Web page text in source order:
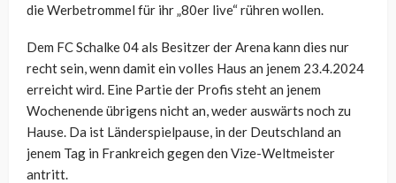
die Werbetrommel für ihr „80er live“ rühren wollen.
Dem FC Schalke 04 als Besitzer der Arena kann dies nur
recht sein, wenn damit ein volles Haus an jenem 23.4.2024
erreicht wird. Eine Partie der Profis steht an jenem
Wochenende übrigens nicht an, weder auswärts noch zu
Hause. Da ist Länderspielpause, in der Deutschland an
jenem Tag in Frankreich gegen den Vize-Weltmeister
antritt.